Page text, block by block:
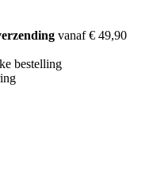
vanaf € 49,90
bestelling